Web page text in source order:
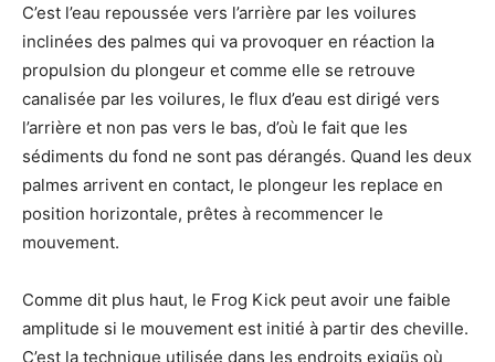
C’est l’eau repoussée vers l’arrière par les voilures
inclinées des palmes qui va provoquer en réaction la
propulsion du plongeur et comme elle se retrouve
canalisée par les voilures, le flux d’eau est dirigé vers
l’arrière et non pas vers le bas, d’où le fait que les
sédiments du fond ne sont pas dérangés. Quand les deux
palmes arrivent en contact, le plongeur les replace en
position horizontale, prêtes à recommencer le
mouvement.
Comme dit plus haut, le Frog Kick peut avoir une faible
amplitude si le mouvement est initié à partir des cheville.
C’est la technique utilisée dans les endroits exigüs où